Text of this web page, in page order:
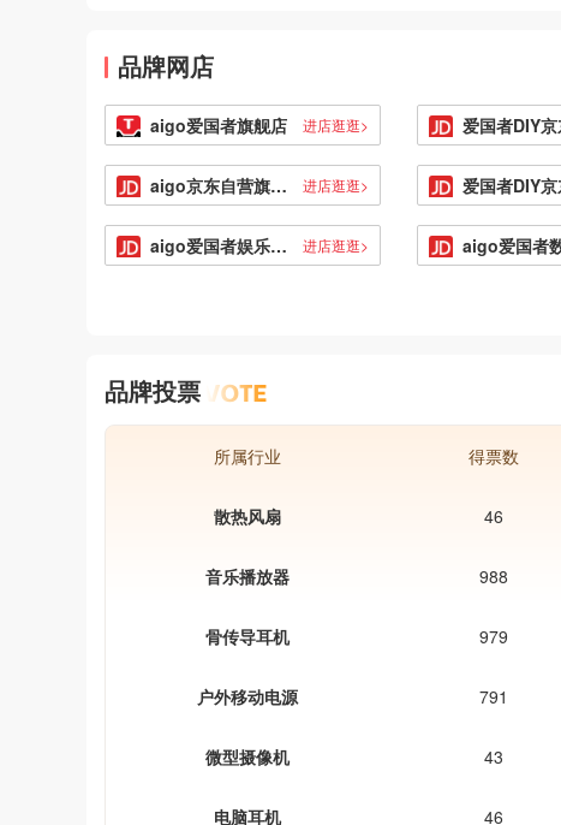
品牌网店
aigo爱国者旗舰店 进店逛逛>
aigo京东自营旗舰店 进店逛逛>
aigo爱国者娱乐影音京东自营旗舰店 进店逛逛>
品牌投票
所属行业 得票数
散热风扇 46
音乐播放器 988
骨传导耳机 979
户外移动电源 791
微型摄像机 43
电脑耳机 46